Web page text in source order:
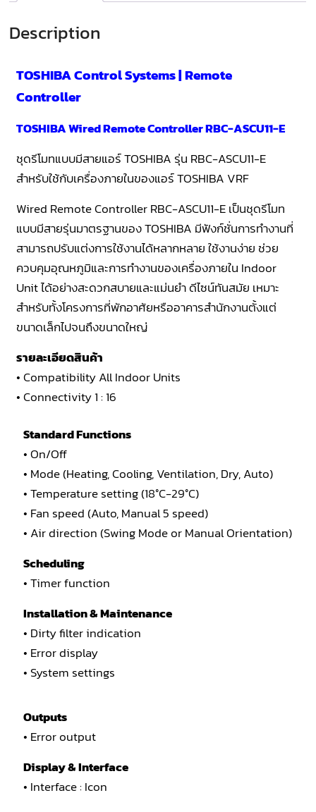
Description
TOSHIBA Control Systems | Remote
Controller
TOSHIBA Wired Remote Controller RBC-ASCU11-E
ชุดรีโมทแบบมีสายแอร์ TOSHIBA รุ่น RBC-ASCU11-E
สำหรับใช้กับเครื่องภายในของแอร์ TOSHIBA VRF
Wired Remote Controller RBC-ASCU11-E เป็นชุดรีโมท
แบบมีสายรุ่นมาตรฐานของ TOSHIBA มีฟังก์ชั่นการทำงานที่
สามารถปรับแต่งการใช้งานได้หลากหลาย ใช้งานง่าย ช่วย
ควบคุมอุณหภูมิและการทำงานของเครื่องภายใน Indoor
Unit ได้อย่างสะดวกสบายและแม่นยำ ดีไซน์ทันสมัย เหมาะ
สำหรับทั้งโครงการที่พักอาศัยหรืออาคารสำนักงานตั้งแต่
ขนาดเล็กไปจนถึงขนาดใหญ่
รายละเอียดสินค้า
• Compatibility All Indoor Units
• Connectivity 1 : 16
Standard Functions
• On/Off
• Mode (Heating, Cooling, Ventilation, Dry, Auto)
• Temperature setting (18°C-29°C)
• Fan speed (Auto, Manual 5 speed)
• Air direction (Swing Mode or Manual Orientation)
Scheduling
• Timer function
Installation & Maintenance
• Dirty filter indication
• Error display
• System settings
Outputs
• Error output
Display & Interface
• Interface : Icon